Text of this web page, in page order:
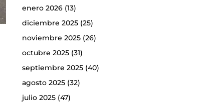
enero 2026(13)
diciembre 2025(25)
noviembre 2025(26)
octubre 2025(31)
septiembre 2025(40)
agosto 2025(32)
julio 2025(47)